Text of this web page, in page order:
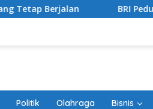
BRI Peduli Perkuat Layanan
Politik Olahraga Bisnis